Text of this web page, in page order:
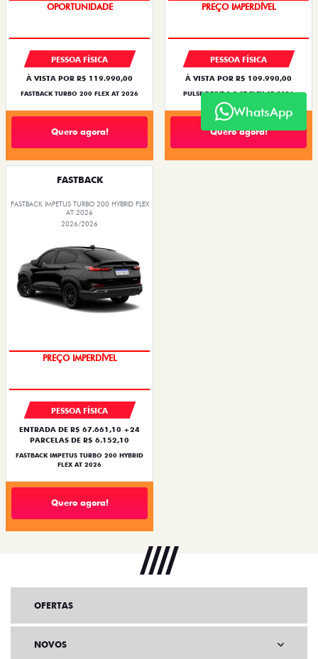
OPORTUNIDADE
PESSOA FÍSICA
À VISTA POR R$ 119.990,00
FASTBACK TURBO 200 FLEX AT 2026
Quero agora!
PREÇO IMPERDÍVEL
PESSOA FÍSICA
À VISTA POR R$ 109.990,00
PULSE DRIVE 1.3 AT FLEX 4P 2026
Quero agora!
FASTBACK
FASTBACK IMPETUS TURBO 200 HYBRID FLEX
AT 2026
2026/2026
PREÇO IMPERDÍVEL
PESSOA FÍSICA
ENTRADA DE R$ 67.661,10 +24
PARCELAS DE R$ 6.152,10
FASTBACK IMPETUS TURBO 200 HYBRID
FLEX AT 2026
Quero agora!
WhatsApp
OFERTAS
NOVOS